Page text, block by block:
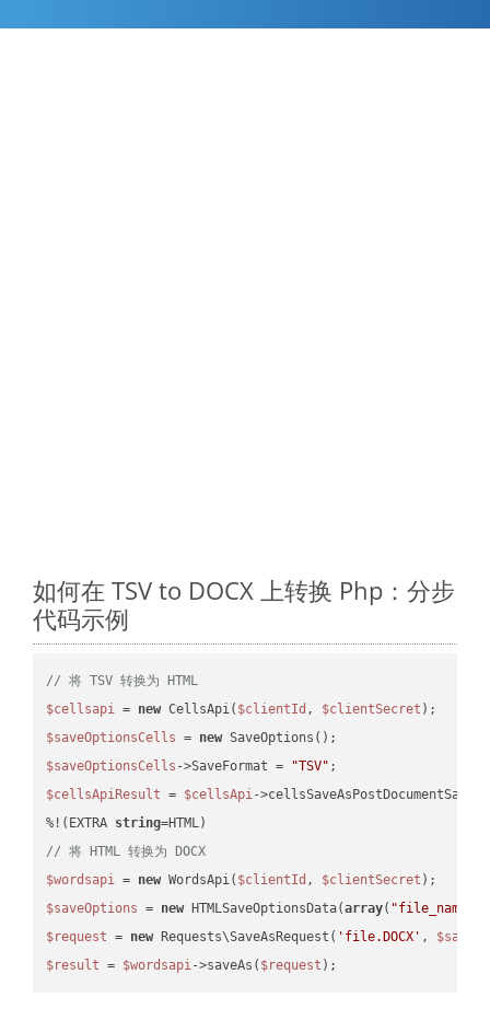
如何在 TSV to DOCX 上转换 Php：分步
代码示例
// 将 TSV 转换为 HTML
$cellsapi = new CellsApi( $clientId , $clientSecret
$saveOptionsCells = new
$saveOptionsCells ->SaveFormat = "TSV"
$cellsApiResult = $cellsApi-
%!(EXTRA string
// 将 HTML 转换为 DOCX
$wordsapi = new WordsApi( $clientId , $clientSecret
$saveOptions = new HTMLSaveOptionsData(array( "file_name"
$request = new Requests\SaveAsRequest( 'file.DOCX' ,
$result = $wordsapi->saveAs( $request